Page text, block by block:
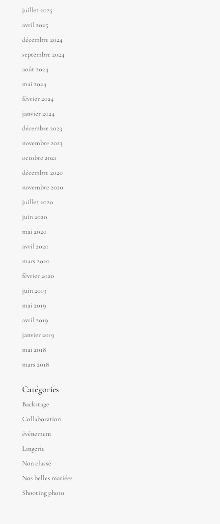
juillet 2025
avril 2025
décembre 2024
septembre 2024
août 2024
mai 2024
février 2024
janvier 2024
décembre 2023
novembre 2023
octobre 2021
décembre 2020
novembre 2020
juillet 2020
juin 2020
mai 2020
avril 2020
mars 2020
février 2020
juin 2019
mai 2019
avril 2019
janvier 2019
mai 2018
mars 2018
Catégories
Backstage
Collaboration
événement
Lingerie
Non classé
Nos belles mariées
Shooting photo